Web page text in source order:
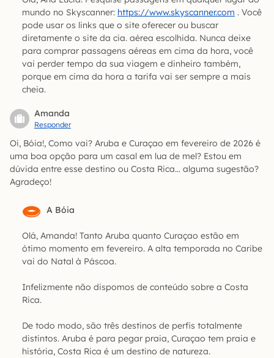
mundo no Skyscanner: https://www.skyscanner.com . Você
pode usar os links que o site oferecer ou buscar
diretamente o site da cia. aérea escolhida. Nunca deixe
para comprar passagens aéreas em cima da hora, você
vai perder tempo da sua viagem e dinheiro também,
porque em cima da hora a tarifa vai ser sempre a mais
cheia.
Amanda
Responder
Oi, Bóia!, Como vai? Aruba e Curaçao em fevereiro de 2026 é
uma boa opção para um casal em lua de mel? Estou em
dúvida entre esse destino ou Costa Rica… alguma sugestão?
Agradeço!
A Bóia
Olá, Amanda! Tanto Aruba quanto Curaçao estão em
ótimo momento em fevereiro. A alta temporada no Caribe
vai do Natal à Páscoa.
Infelizmente não dispomos de conteúdo sobre a Costa
Rica.
De todo modo, são três destinos de perfis totalmente
distintos. Aruba é para pegar praia, Curaçao tem praia e
história, Costa Rica é um destino de natureza.